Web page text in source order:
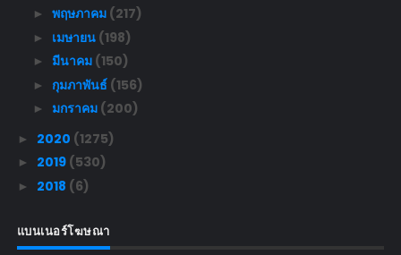
► พฤษภาคม (217)
► เมษายน (198)
► มีนาคม (150)
► กุมภาพันธ์ (156)
► มกราคม (200)
► 2020 (1275)
► 2019 (530)
► 2018 (6)
แบนเนอร์โฆษณา